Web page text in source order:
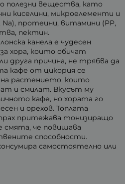
полезни вещества, като
киселини, микроелементи и
Na), протеини, витамини (PP,
пектин.
канела е чудесен
хора, които обичат
друга причина, не трябва да
кафе от цикория се
растението, които
и смилат. Вкусът му
кафе, но хората го
и орехов. Топлата
притежава тонизиращо
смята, че повишава
способности.
самостоятелно или